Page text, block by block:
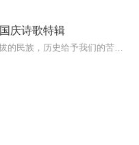
庆诗歌特辑